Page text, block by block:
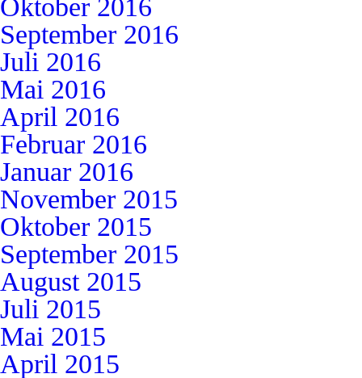
Oktober 2016
September 2016
Juli 2016
Mai 2016
April 2016
Februar 2016
Januar 2016
November 2015
Oktober 2015
September 2015
August 2015
Juli 2015
Mai 2015
April 2015